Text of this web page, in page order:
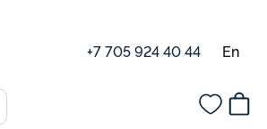
+7 705 924 40 44 En